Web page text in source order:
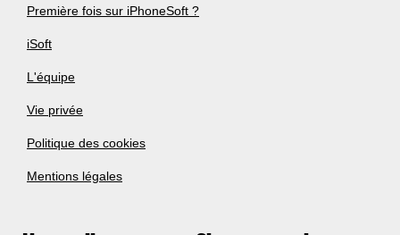
Première fois sur iPhoneSoft ?
iSoft
L'équipe
Vie privée
Politique des cookies
Mentions légales